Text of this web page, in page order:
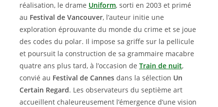
réalisation, le drame Uniform, sorti en 2003 et primé
au Festival de Vancouver, l’auteur initie une
exploration éprouvante du monde du crime et se joue
des codes du polar. Il impose sa griffe sur la pellicule
et poursuit la construction de sa grammaire macabre
quatre ans plus tard, à l’occasion de Train de nuit,
convié au Festival de Cannes dans la sélection Un
Certain Regard. Les observateurs du septième art
accueillent chaleureusement l’émergence d’une vision